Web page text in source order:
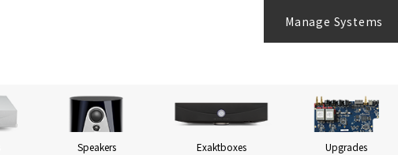
Manage Systems
Speakers Exaktboxes Upgrades